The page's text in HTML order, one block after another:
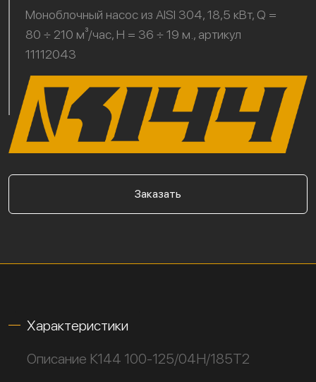
Моноблочный насос из AISI 304, 18,5 кВт, Q =
80 ÷ 210 м³/час, H = 36 ÷ 19 м., артикул
11112043
Заказать
Характеристики
Описание К144 100-125/04Н/185Т2